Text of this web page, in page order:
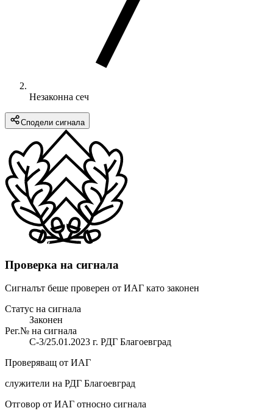
Незаконна сеч
Сподели сигнала
Проверка на сигнала
Сигналът беше проверен от ИАГ като законен
Статус на сигнала
Законен
Рег.№ на сигнала
С-3/25.01.2023 г. РДГ Благоевград
Проверяващ от ИАГ
служители на РДГ Благоевград
Отговор от ИАГ относно сигнала